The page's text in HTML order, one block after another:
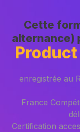
Cette
alternance)
enregistrée au
France
Certification